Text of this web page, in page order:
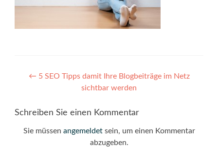
Post
navigation
← 5 SEO Tipps damit Ihre Blogbeiträge im Netz
sichtbar werden
Schreiben Sie einen Kommentar
Sie müssen angemeldetsein, um einen Kommentar
abzugeben.